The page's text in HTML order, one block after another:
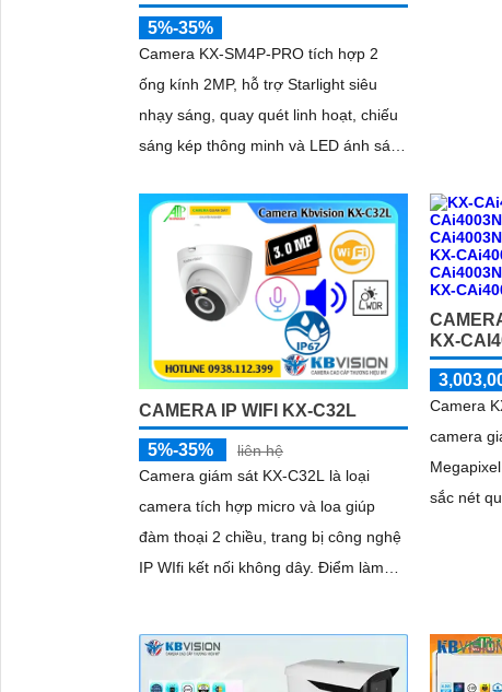
5%-35%
Camera KX-SM4P-PRO tích hợp 2
ống kính 2MP, hỗ trợ Starlight siêu
nhạy sáng, quay quét linh hoạt, chiếu
sáng kép thông minh và LED ánh sáng
cảm biến lớn tối ưu hình ảnh ban đêm
CAMERA IP WIFI KX-C32L
5%-35%
liên hệ
Camera giám sát KX-C32L là loại
camera tích hợp micro và loa giúp
đàm thoại 2 chiều, trang bị công nghệ
IP WIfi kết nối không dây. Điểm làm
giám sát ban đêm
KX-
Camera
camera
sắc nét
sự kiện
quả